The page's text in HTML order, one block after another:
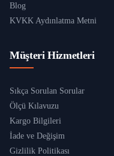
Blog
KVKK Aydınlatma Metni
Müşteri Hizmetleri
Sıkça Sorulan Sorular
Ölçü Kılavuzu
Kargo Bilgileri
İade ve Değişim
Gizlilik Politikası